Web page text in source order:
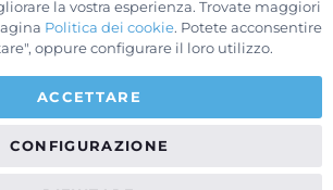
la vostra esperienza. Trovate maggiori
Politica dei cookie. Potete acconsentire
oppure configurare il loro utilizzo.
ACCETTARE
CONFIGURAZIONE